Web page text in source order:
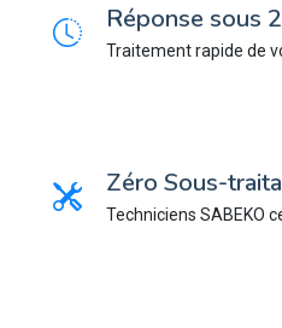
Réponse sous
Traitement rapide de
Zéro Sous-
Techniciens SABEKO